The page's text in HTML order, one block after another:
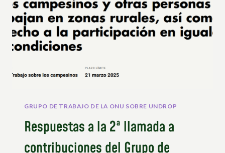
PARA
PROMOVER
LOS
DERECHOS
DE
CAMPESINXS
GRUPO DE TRABAJO DE LA ONU SOBRE UNDROP
Respuestas a la 2ª llamada a
contribuciones del Grupo de